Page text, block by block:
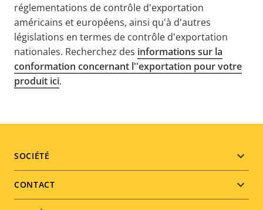
réglementations de contrôle d'exportation
américains et européens, ainsi qu'à d'autres
législations en termes de contrôle d'exportation
nationales. Recherchez des informations sur la
conformation concernant l''exportation pour votre
produit ici.
Footer
menu
SOCIÉTÉ
CONTACT